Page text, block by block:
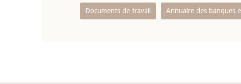
Documents de travail Annuaire des banques